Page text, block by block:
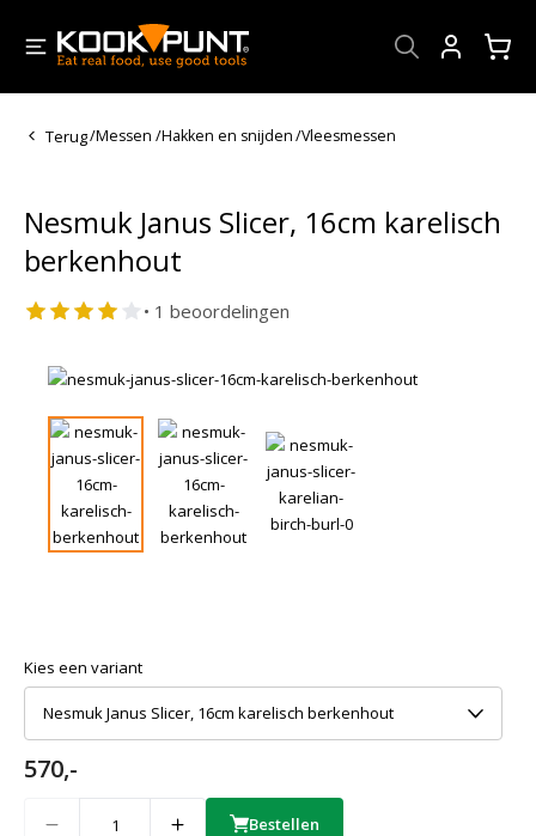
Terug/Messen /Hakken en snijden/Vleesmessen
Nesmuk Janus Slicer, 16cm karelisch
berkenhout
• 1 beoordelingen
Kies een variant
Nesmuk Janus Slicer, 16cm karelisch berkenhout
570,-
Bestellen